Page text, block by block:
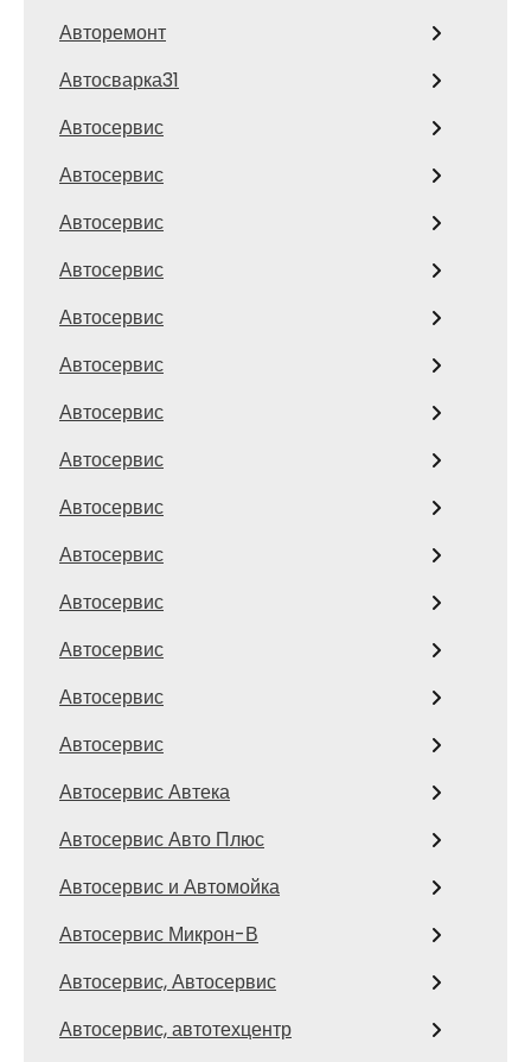
Авторемонт
Автосварка31
Автосервис
Автосервис
Автосервис
Автосервис
Автосервис
Автосервис
Автосервис
Автосервис
Автосервис
Автосервис
Автосервис
Автосервис
Автосервис
Автосервис
Автосервис Автека
Автосервис Авто Плюс
Автосервис и Автомойка
Автосервис Микрон-В
Автосервис, Автосервис
Автосервис, автотехцентр